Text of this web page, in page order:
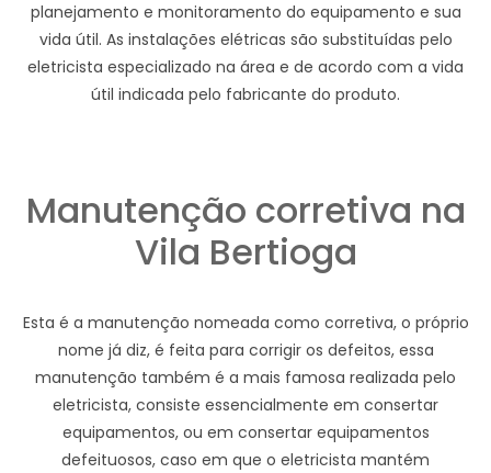
planejamento e monitoramento do equipamento e sua
vida útil. As instalações elétricas são substituídas pelo
eletricista especializado na área e de acordo com a vida
útil indicada pelo fabricante do produto.
Manutenção corretiva na
Vila Bertioga
Esta é a manutenção nomeada como corretiva, o próprio
nome já diz, é feita para corrigir os defeitos, essa
manutenção também é a mais famosa realizada pelo
eletricista, consiste essencialmente em consertar
equipamentos, ou em consertar equipamentos
defeituosos, caso em que o eletricista mantém